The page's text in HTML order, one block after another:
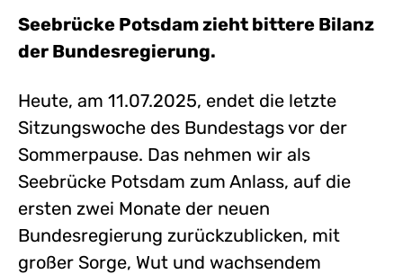
Seebrücke Potsdam zieht bittere Bilanz
der Bundesregierung.
Heute, am 11.07.2025, endet die letzte
Sitzungswoche des Bundestags vor der
Sommerpause. Das nehmen wir als
Seebrücke Potsdam zum Anlass, auf die
ersten zwei Monate der neuen
Bundesregierung zurückzublicken, mit
großer Sorge, Wut und wachsendem